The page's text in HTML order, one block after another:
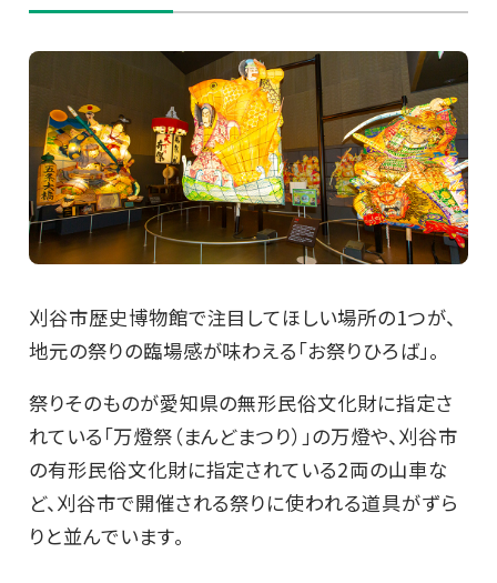
刈谷市歴史博物館で注目してほしい場所の1つが、
地元の祭りの臨場感が味わえる「お祭りひろば」。
祭りそのものが愛知県の無形民俗文化財に指定さ
れている「万燈祭（まんどまつり）」の万燈や、刈谷市
の有形民俗文化財に指定されている2両の山車な
ど、刈谷市で開催される祭りに使われる道具がずら
りと並んでいます。